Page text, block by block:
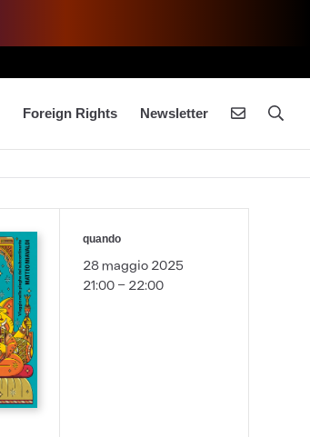
Foreign Rights Newsletter
quando
28 maggio 2025
21:00 - 22:00